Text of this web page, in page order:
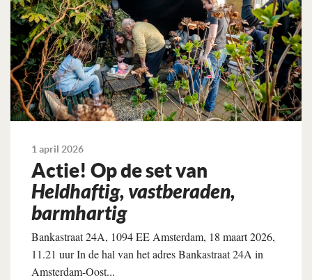
1 april 2026
Actie! Op de set van
Heldhaftig, vastberaden,
barmhartig
Bankastraat 24A, 1094 EE Amsterdam, 18 maart 2026,
11.21 uur In de hal van het adres Bankastraat 24A in
Amsterdam-Oost...